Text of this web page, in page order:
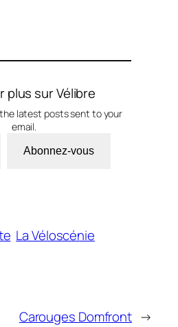
plus sur Vélibre
latest posts sent to your
email.
Abonnez-vous
La Véloscénie
Carouges Domfront →